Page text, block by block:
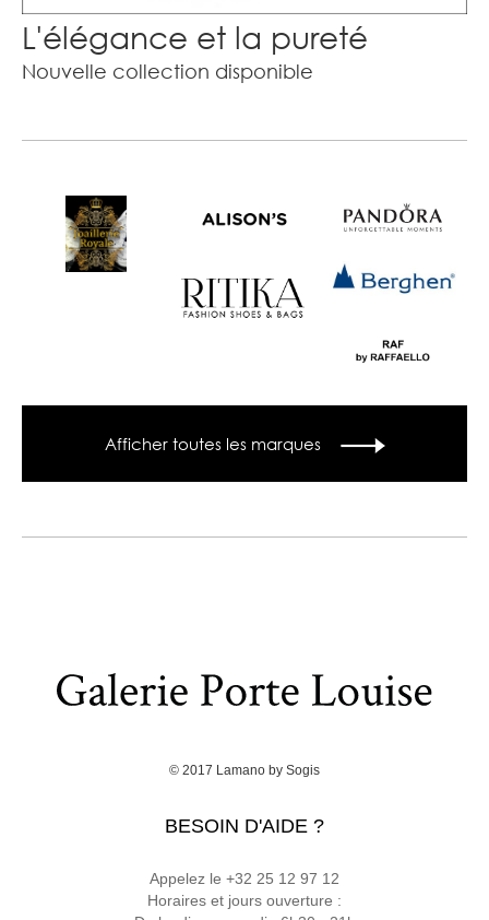
L'élégance et la pureté
Nouvelle collection disponible
Afficher toutes les marques
© 2017 Lamano by Sogis
BESOIN D'AIDE ?
Appelez le +32 25 12 97 12
Horaires et jours ouverture :